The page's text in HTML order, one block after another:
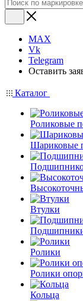
MAX
Vk
Telegram
Оставить
Каталог
Роликовые
Шариковые
Втулки
Ролики
Ролики
Кольца